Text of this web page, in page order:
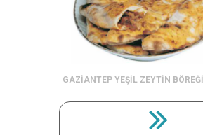
GAZİANTEP YEŞİL ZEYTİN BÖREĞİ